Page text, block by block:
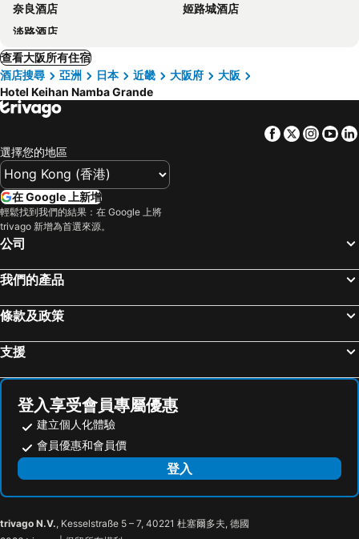
奈良酒店
姬路城酒店
淡路酒店
查看大阪所有住宿
酒店搜尋
亞洲 日本 近畿 大阪府
大阪
Hotel Keihan Namba Grande
Facebook
Twitter
選擇您的地區
在 Google 上新增
輕鬆找到我們的結果：在 Google 上將
trivago 新增為首選來源。
公司
我們的產品
條款及政策
支援
登入享受會員專屬優惠
建立個人化體驗
會員優惠和會員價
登入
trivago N.V., Kesselstraße 5 – 7, 40221 杜塞爾多夫, 德國